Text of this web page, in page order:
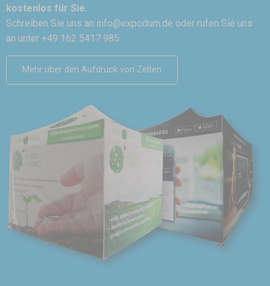
kostenlos für Sie.
Schreiben Sie uns an info@expodum.de oder rufen Sie uns
an unter +49 162 5417 985
Mehr über den Aufdruck von Zelten